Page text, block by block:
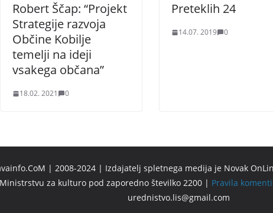
Robert Ščap: “Projekt
Strategije razvoja
Občine Kobilje
temelji na ideji
vsakega občana”
18.02. 2021 0
Preteklih 24
14.07. 2019 0
| 2008-2024 | Izdajatelj spletnega medija je Novak
za kulturo pod zaporedno številko 2200 | Pravila
urednistvo.lis@gmail.com